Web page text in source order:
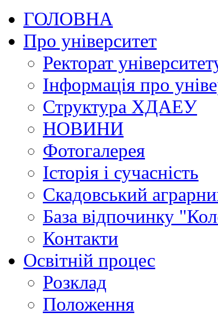
ГОЛОВНА
Про університет
Ректорат
Інформація про
Структура ХДАЕУ
НОВИНИ
Фотогалерея
Історія і сучасність
Скадовський
База відпочинку
Контакти
Освітній процес
Розклад
Положення